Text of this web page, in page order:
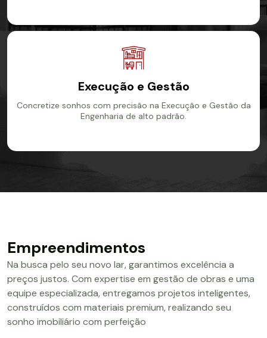
Execução e Gestão
Concretize sonhos com precisão na Execução e Gestão da
Engenharia de alto padrão.
Empreendimentos
Na busca pelo seu novo lar, garantimos excelência a
preços justos. Com expertise em gestão de obras e uma
equipe especializada, entregamos projetos inteligentes,
construídos com materiais premium, realizando seu
sonho imobiliário com perfeição